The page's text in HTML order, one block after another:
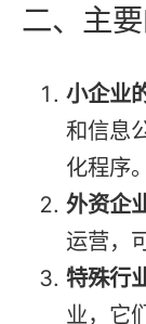
二、主
小企业
和信息
化程序。
外资企
运营，
特殊行
业，它